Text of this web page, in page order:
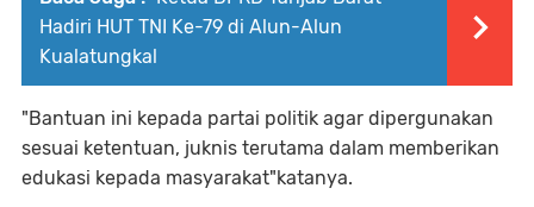
Hadiri HUT TNI Ke-79 di Alun-Alun
Kualatungkal
"Bantuan ini kepada partai politik agar dipergunakan
sesuai ketentuan, juknis terutama dalam memberikan
edukasi kepada masyarakat"katanya.